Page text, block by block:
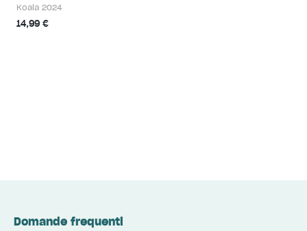
Koala 2024
14,99 €
Domande frequenti